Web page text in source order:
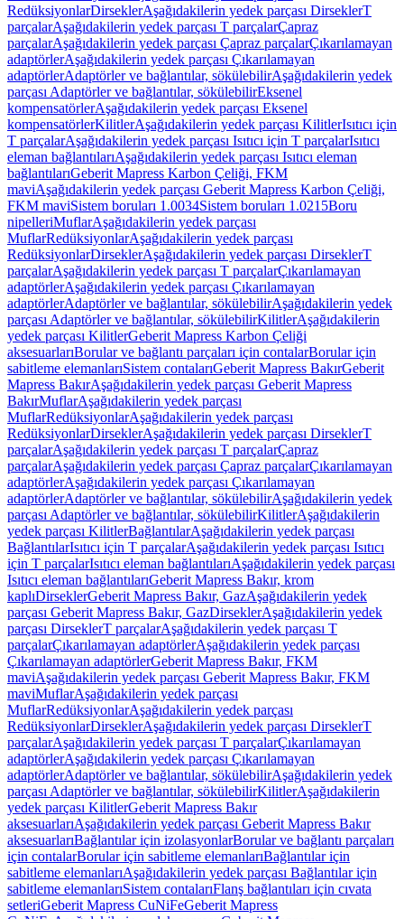
RedüksiyonlarDirseklerAşağıdakilerin yedek parçası DirseklerT
parçalarAşağıdakilerin yedek parçası T parçalarÇapraz
parçalarAşağıdakilerin yedek parçası Çapraz parçalarÇıkarılamayan
adaptörlerAşağıdakilerin yedek parçası Çıkarılamayan
adaptörlerAdaptörler ve bağlantılar, sökülebilirAşağıdakilerin yedek
parçası Adaptörler ve bağlantılar, sökülebilirEksenel
kompensatörlerAşağıdakilerin yedek parçası Eksenel
kompensatörlerKilitlerAşağıdakilerin yedek parçası KilitlerIsıtıcı için
T parçalarAşağıdakilerin yedek parçası Isıtıcı için T parçalarIsıtıcı
eleman bağlantılarıAşağıdakilerin yedek parçası Isıtıcı eleman
bağlantılarıGeberit Mapress Karbon Çeliği, FKM
maviAşağıdakilerin yedek parçası Geberit Mapress Karbon Çeliği,
FKM maviSistem boruları 1.0034Sistem boruları 1.0215Boru
nipelleriMuflarAşağıdakilerin yedek parçası
MuflarRedüksiyonlarAşağıdakilerin yedek parçası
RedüksiyonlarDirseklerAşağıdakilerin yedek parçası DirseklerT
parçalarAşağıdakilerin yedek parçası T parçalarÇıkarılamayan
adaptörlerAşağıdakilerin yedek parçası Çıkarılamayan
adaptörlerAdaptörler ve bağlantılar, sökülebilirAşağıdakilerin yedek
parçası Adaptörler ve bağlantılar, sökülebilirKilitlerAşağıdakilerin
yedek parçası KilitlerGeberit Mapress Karbon Çeliği
aksesuarlarıBorular ve bağlantı parçaları için contalarBorular için
sabitleme elemanlarıSistem contalarıGeberit Mapress BakırGeberit
Mapress BakırAşağıdakilerin yedek parçası Geberit Mapress
BakırMuflarAşağıdakilerin yedek parçası
MuflarRedüksiyonlarAşağıdakilerin yedek parçası
RedüksiyonlarDirseklerAşağıdakilerin yedek parçası DirseklerT
parçalarAşağıdakilerin yedek parçası T parçalarÇapraz
parçalarAşağıdakilerin yedek parçası Çapraz parçalarÇıkarılamayan
adaptörlerAşağıdakilerin yedek parçası Çıkarılamayan
adaptörlerAdaptörler ve bağlantılar, sökülebilirAşağıdakilerin yedek
parçası Adaptörler ve bağlantılar, sökülebilirKilitlerAşağıdakilerin
yedek parçası KilitlerBağlantılarAşağıdakilerin yedek parçası
BağlantılarIsıtıcı için T parçalarAşağıdakilerin yedek parçası Isıtıcı
için T parçalarIsıtıcı eleman bağlantılarıAşağıdakilerin yedek parçası
Isıtıcı eleman bağlantılarıGeberit Mapress Bakır, krom
kaplıDirseklerGeberit Mapress Bakır, GazAşağıdakilerin yedek
parçası Geberit Mapress Bakır, GazDirseklerAşağıdakilerin yedek
parçası DirseklerT parçalarAşağıdakilerin yedek parçası T
parçalarÇıkarılamayan adaptörlerAşağıdakilerin yedek parçası
Çıkarılamayan adaptörlerGeberit Mapress Bakır, FKM
maviAşağıdakilerin yedek parçası Geberit Mapress Bakır, FKM
maviMuflarAşağıdakilerin yedek parçası
MuflarRedüksiyonlarAşağıdakilerin yedek parçası
RedüksiyonlarDirseklerAşağıdakilerin yedek parçası DirseklerT
parçalarAşağıdakilerin yedek parçası T parçalarÇıkarılamayan
adaptörlerAşağıdakilerin yedek parçası Çıkarılamayan
adaptörlerAdaptörler ve bağlantılar, sökülebilirAşağıdakilerin yedek
parçası Adaptörler ve bağlantılar, sökülebilirKilitlerAşağıdakilerin
yedek parçası KilitlerGeberit Mapress Bakır
aksesuarlarıAşağıdakilerin yedek parçası Geberit Mapress Bakır
aksesuarlarıBağlantılar için izolasyonlarBorular ve bağlantı parçaları
için contalarBorular için sabitleme elemanlarıBağlantılar için
sabitleme elemanlarıAşağıdakilerin yedek parçası Bağlantılar için
sabitleme elemanlarıSistem contalarıFlanş bağlantıları için cıvata
setleriGeberit Mapress CuNiFeGeberit Mapress